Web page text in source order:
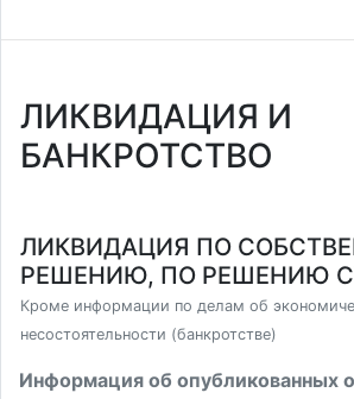
ЛИКВИДАЦИЯ И
БАНКРОТСТВО
ЛИКВИДАЦИЯ ПО
РЕШЕНИЮ, ПО РЕШЕНИЮ
Кроме информации по делам об
несостоятельности (банкротстве)
Информация об опубликованных